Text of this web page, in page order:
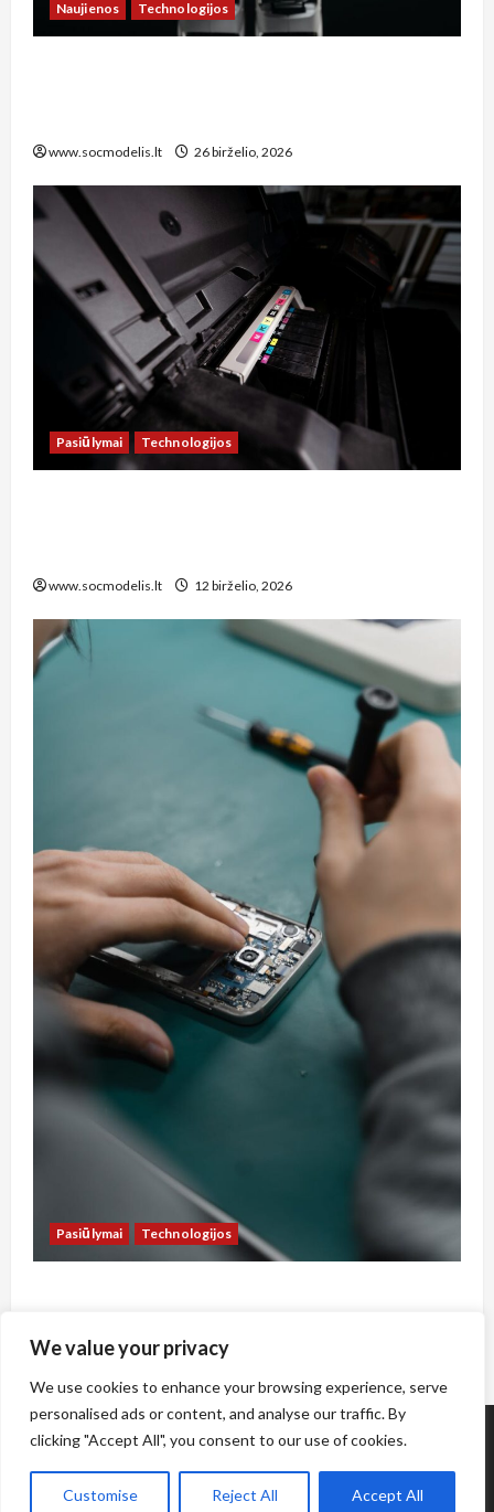
We value your privacy
We use cookies to enhance your browsing experience, serve
personalised ads or content, and analyse our traffic. By
clicking "Accept All", you consent to our use of cookies.
Customise Reject All Accept All
Naujienos Technologijos
www.socmodelis.lt 26 birželio, 2026
Pasiūlymai Technologijos
www.socmodelis.lt 12 birželio, 2026
Pasiūlymai Technologijos
www.socmodelis.lt 10 birželio, 2026